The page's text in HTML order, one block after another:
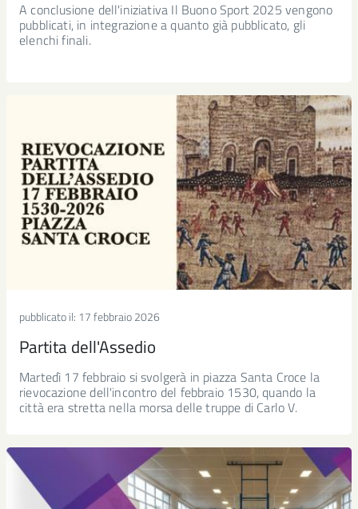
A conclusione dell'iniziativa Il Buono Sport 2025 vengono
pubblicati, in integrazione a quanto già pubblicato, gli
elenchi finali.
pubblicato il: 17 febbraio 2026
Partita dell'Assedio
Martedì 17 febbraio si svolgerà in piazza Santa Croce la
rievocazione dell'incontro del febbraio 1530, quando la
città era stretta nella morsa delle truppe di Carlo V.